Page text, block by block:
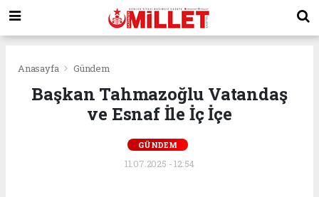
Anasayfa Gündem
Başkan Tahmazoğlu Vatandaş
ve Esnaf İle İç İçe
GÜNDEM
11.07.2025 - 12:54